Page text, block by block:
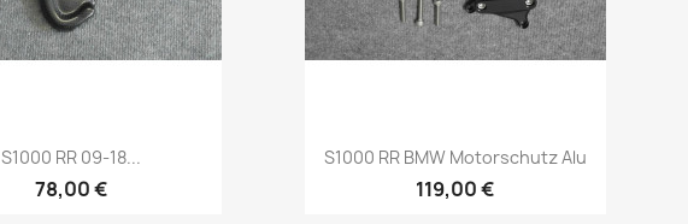
Vorschau
S1000 RR 09-18...
78,00 €
Vorschau
S1000 RR BMW Motorschutz Alu
119,00 €